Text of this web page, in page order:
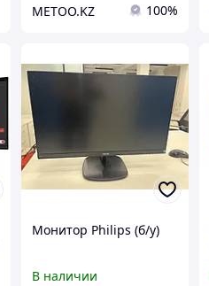
METOO.KZ 100%
Монитор Philips (б/у)
В наличии